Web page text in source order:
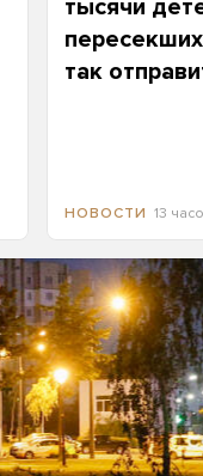
тысячи
так
НОВОСТИ 13